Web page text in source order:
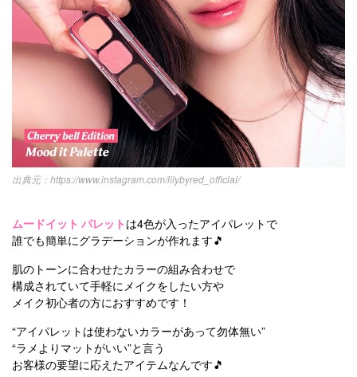
https://www.instagram.com/lilybyred_official/
ムードイット パレット は4色が入ったアイパレットで
誰でも簡単にグラデーションが作れます🎵
肌のトーンに合わせたカラーの組み合わせで
構成されていて手軽にメイクをしたい方や
メイク初心者の方におすすめです！
“アイパレットは使わないカラーがあって勿体無い”
“ラメよりマットがいい”と言う
お客様の要望に応えたアイテムなんです🎵